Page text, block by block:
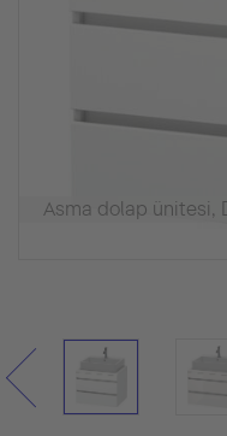
Asma dolap ünitesi,